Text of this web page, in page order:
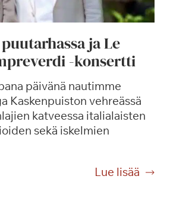
ja Le
-konsertti
päivänä nautimme
Kaskenpuiston vehreässä
katveessa italialaisten
sekä iskelmien
Lue lisää
P